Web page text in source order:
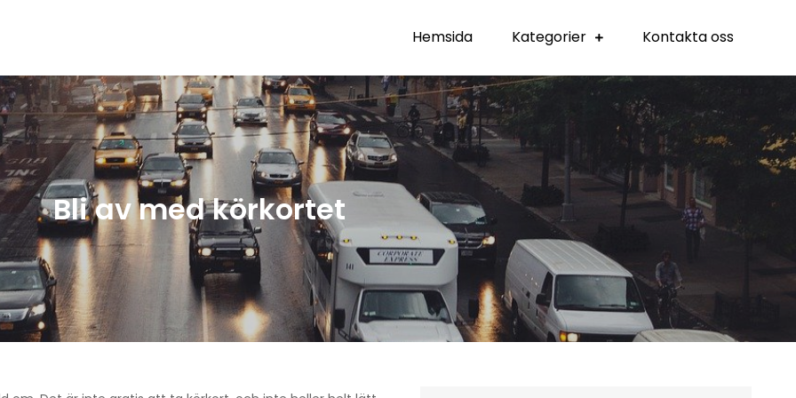
Hemsida Kategorier Kontakta oss
Bli av med körkortet